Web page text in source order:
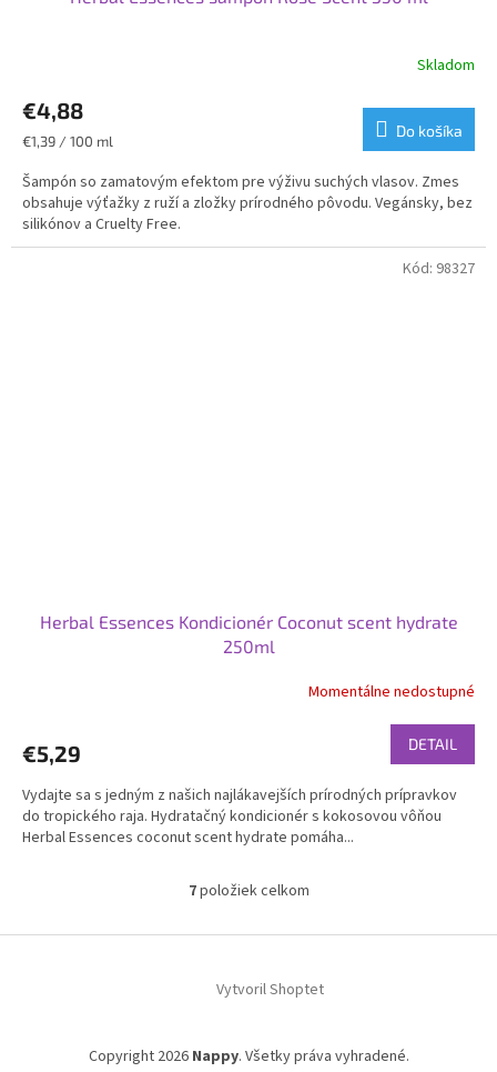
produktu
je
5,0
z
5
hviezdičiek.
Skladom
€4,88
Jednotková
€1,39 / 100 ml
Do košíka
Šampón so zamatovým efektom pre výživu suchých vlasov. Zmes
obsahuje výťažky z ruží a zložky prírodného pôvodu. Vegánsky, bez
silikónov a Cruelty Free.
Herbal Essences Kondicionér Coconut scent hydrate
250ml
Momentálne nedostupné
€5,29 DETAIL
Vydajte sa s jedným z našich najlákavejších prírodných prípravkov
do tropického raja. Hydratačný kondicionér s kokosovou vôňou
Herbal Essences coconut scent hydrate pomáha...
Kód: 98327
O
l
d
i
7položiek celkom
Vytvoril Shoptet
Copyright 2026 Nappy. Všetky práva vyhradené.